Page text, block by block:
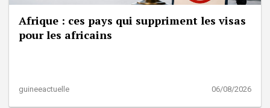
Afrique : ces pays qui suppriment les visas
pour les africains
guineeactuelle 06/08/2026